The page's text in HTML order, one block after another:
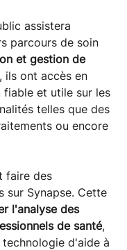
assistera
parcours de soin
et gestion de
ils ont accès en
fiable et utile sur les
telles que des
ou encore
faire des
sur Synapse. Cette
l'analyse des
de santé,
technologie d'aide à